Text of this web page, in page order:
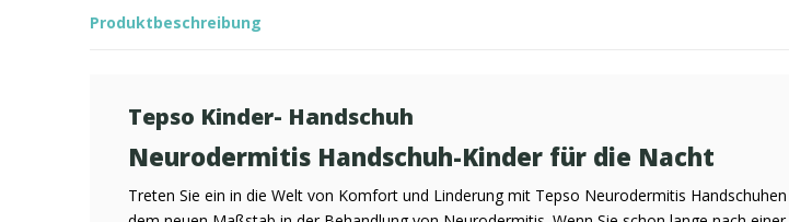
Produktbeschreibung
Tepso Kinder- Handschuh
Neurodermitis Handschuh-Kinder für die Nacht
Treten Sie ein in die Welt von Komfort und Linderung mit Tepso Neurodermitis